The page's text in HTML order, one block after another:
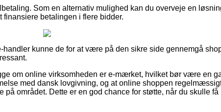
Som en alternativ mulighed kan du overveje en
betalingen i flere bidder.
kunne de for at være på den sikre side gennemgå
om online virksomheden er e-mærket, hvilket bør være en
med dansk lovgivning, og at online shoppen
området. Dette er en god chance for støtte, når du skulle få